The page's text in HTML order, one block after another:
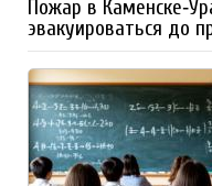
Пожар в
эвакуироваться до